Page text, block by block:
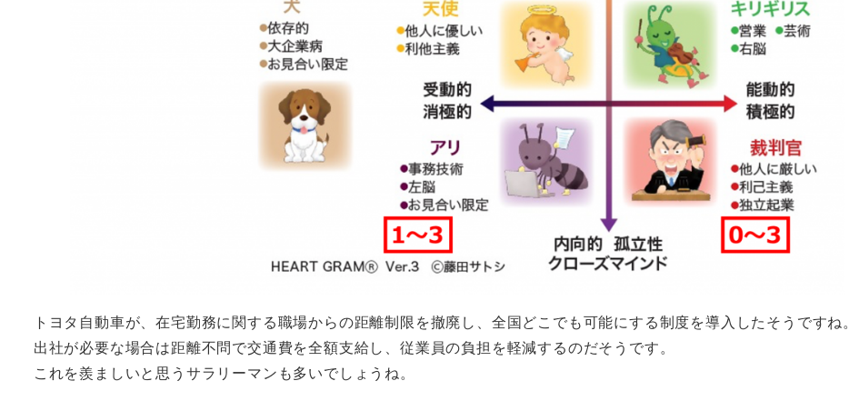
トヨタ自動車が、在宅勤務に関する職場からの距離制限を撤廃し、全国どこでも可能にする制度を導入したそうですね。
出社が必要な場合は距離不問で交通費を全額支給し、従業員の負担を軽減するのだそうです。
これを羨ましいと思うサラリーマンも多いでしょうね。